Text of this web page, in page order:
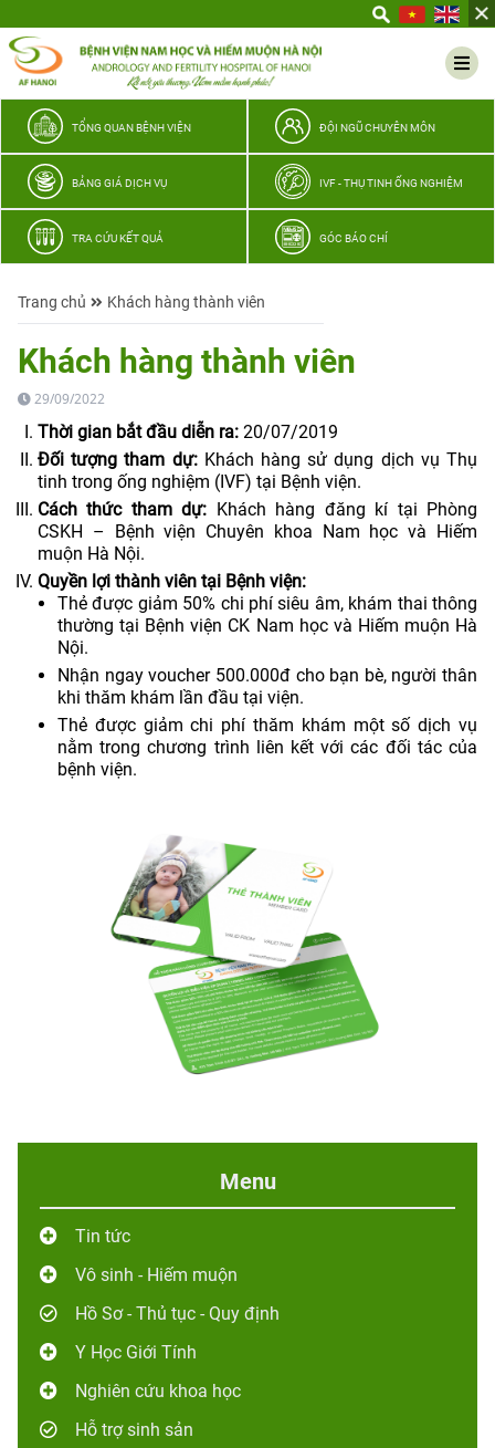
thương
TỔNG QUAN BỆNH VIỆN ĐỘI NGŨ CHUYÊN MÔN
BẢNG GIÁ DỊCH VỤ IVF - THỤ TINH ỐNG NGHIỆM
TRA CỨU KẾT QUẢ GÓC BÁO CHÍ
Trang chủ Khách hàng thành viên
Khách hàng thành viên
29/09/2022
Thời gian bắt đầu diễn ra: 20/07/2019
Đối tượng tham dự:Khách hàng sử dụng dịch vụ Thụ
tinh trong ống nghiệm (IVF) tại Bệnh viện.
Cách thức tham dự: Khách hàng đăng kí tại Phòng
CSKH – Bệnh viện Chuyên khoa Nam học và Hiếm
muộn Hà Nội.
Quyền lợi thành viên tại Bệnh viện:
Thẻ được giảm 50% chi phí siêu âm, khám thai thông
thường tại Bệnh viện CK Nam học và Hiếm muộn Hà
Nội.
Nhận ngay voucher 500.000đ cho bạn bè, người thân
khi thăm khám lần đầu tại viện.
Thẻ được giảm chi phí thăm khám một số dịch vụ
nằm trong chương trình liên kết với các đối tác của
bệnh viện.
Menu
Tin tức
Vô sinh - Hiếm muộn
Hồ Sơ - Thủ tục - Quy định
Y Học Giới Tính
Nghiên cứu khoa học
Hỗ trợ sinh sản